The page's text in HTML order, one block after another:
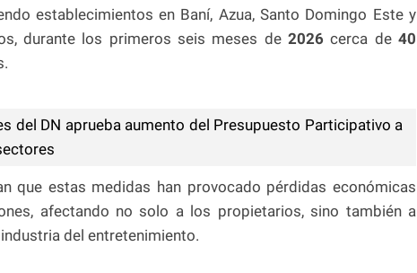
establecimientos en Baní, Azua, Santo Domingo Este y
durante los primeros seis meses de 2026 cerca de 40
del DN aprueba aumento del Presupuesto Participativo a
que estas medidas han provocado pérdidas económicas
afectando no solo a los propietarios, sino también a
del entretenimiento.